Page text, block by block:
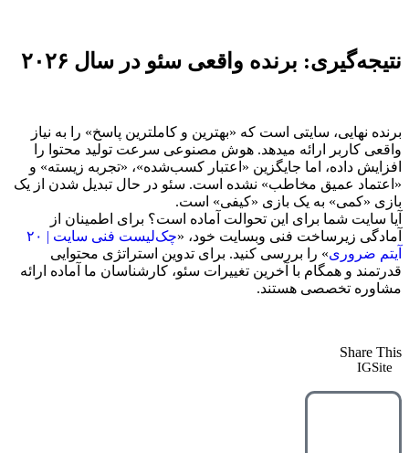
نتیجه‌گیری: برنده واقعی سئو در سال ۲۰۲۶
برنده نهایی، سایتی است که «بهترین و کاملترین پاسخ» را به نیاز
واقعی کاربر ارائه میدهد. هوش مصنوعی سرعت تولید محتوا را
افزایش داده، اما جایگزین «اعتبار کسب‌شده»، «تجربه زیسته» و
«اعتماد عمیق مخاطب» نشده است. سئو در حال تبدیل شدن از یک
بازی «کمی» به یک بازی «کیفی» است.
آیا سایت شما برای این تحوالت آماده است؟ برای اطمینان از
آمادگی زیرساخت فنی وبسایت خود، «
چک‌لیست فنی سایت | ۲۰
آیتم ضروری» را بررسی کنید. برای تدوین استراتژی محتوایی
قدرتمند و همگام با آخرین تغییرات سئو، کارشناسان ما آماده ارائه
مشاوره تخصصی هستند.
Share This
IGSite